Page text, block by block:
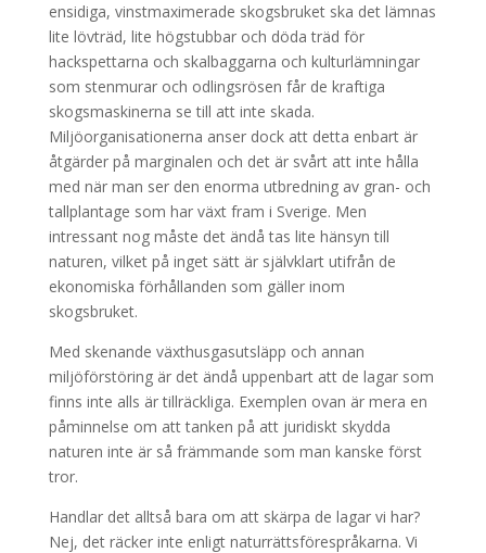
ensidiga, vinstmaximerade skogsbruket ska det lämnas
lite lövträd, lite högstubbar och döda träd för
hackspettarna och skalbaggarna och kulturlämningar
som stenmurar och odlingsrösen får de kraftiga
skogsmaskinerna se till att inte skada.
Miljöorganisationerna anser dock att detta enbart är
åtgärder på marginalen och det är svårt att inte hålla
med när man ser den enorma utbredning av gran- och
tallplantage som har växt fram i Sverige. Men
intressant nog måste det ändå tas lite hänsyn till
naturen, vilket på inget sätt är självklart utifrån de
ekonomiska förhållanden som gäller inom
skogsbruket.
Med skenande växthusgasutsläpp och annan
miljöförstöring är det ändå uppenbart att de lagar som
finns inte alls är tillräckliga. Exemplen ovan är mera en
påminnelse om att tanken på att juridiskt skydda
naturen inte är så främmande som man kanske först
tror.
Handlar det alltså bara om att skärpa de lagar vi har?
Nej, det räcker inte enligt naturrättsförespråkarna. Vi